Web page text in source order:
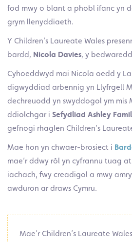
fod mwy o blant a phobl ifanc yn
grym llenyddiaeth.
Y Children’s Laureate Wales
bardd, Nicola Davies, y
Cyhoeddwyd mai Nicola oedd y
digwyddiad arbennig yn Llyfrgell
dechreuodd yn swyddogol ym mis
ddiolchgar i Sefydliad Ashley
gefnogi rhaglen Children’s
Mae hon yn chwaer-brosiect i
mae’r ddwy rôl yn cyfrannu tuag
iachach, fwy creadigol a mwy
awduron ar draws Cymru.
Mae’r Children’s Laureate